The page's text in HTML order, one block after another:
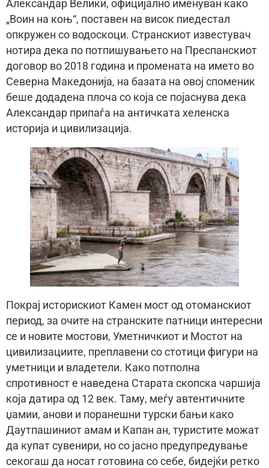
Александар Велики, официјално именуван како
„Воин на коњ“, поставен на висок пиедестал
опкружен со водоскоци. Странскиот известувач
нотира дека по потпишувањето на Преспанскиот
договор во 2018 година и промената на името во
Северна Македонија, на базата на овој споменик
беше додадена плоча со која се појаснува дека
Александар припаѓа на античката хеленска
историја и цивилизација.
Покрај историскиот Камен мост од отоманскиот
период, за очите на странските патници интересни
се и новите мостови, Уметничкиот и Мостот на
цивилизациите, преплавени со стотици фигури на
уметници и владетели. Како потполна
спротивност е наведена Старата скопска чаршија
која датира од 12 век. Таму, меѓу автентичните
џамии, анови и поранешни турски бањи како
Даутпашиниот амам и Капан ан, туристите можат
да купат сувенири, но со јасно предупредување
секогаш да носат готовина со себе, бидејќи ретко